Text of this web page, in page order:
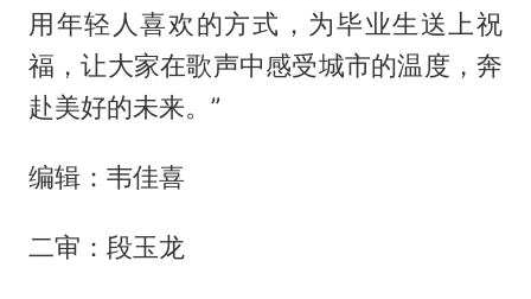
用年轻人喜欢的方式，为毕业生送上祝
福，让大家在歌声中感受城市的温度，奔
赴美好的未来。”
编辑：韦佳喜
二审：段玉龙